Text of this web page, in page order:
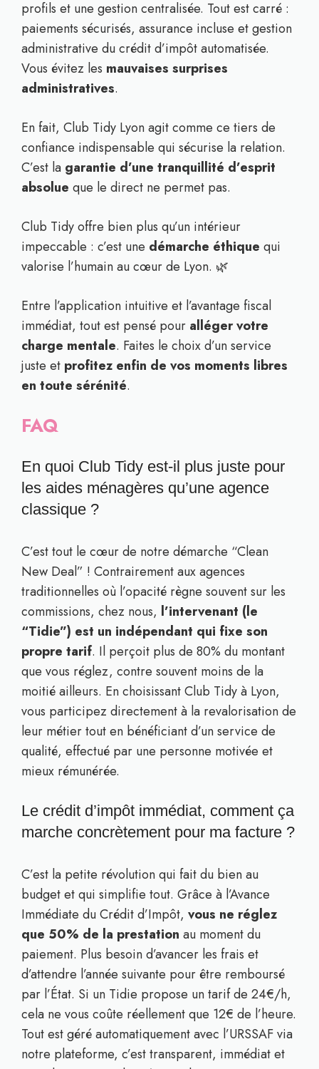
profils et une gestion centralisée. Tout est carré :
paiements sécurisés, assurance incluse et gestion
administrative du crédit d’impôt automatisée.
Vous évitez les mauvaises surprises
administratives.
En fait, Club Tidy Lyon agit comme ce tiers de
confiance indispensable qui sécurise la relation.
C’est la garantie d’une tranquillité d’esprit
absolue que le direct ne permet pas.
Club Tidy offre bien plus qu’un intérieur
impeccable : c’est une démarche éthique qui
valorise l’humain au cœur de Lyon. 🌿
Entre l’application intuitive et l’avantage fiscal
immédiat, tout est pensé pour alléger votre
charge mentale. Faites le choix d’un service
juste et profitez enfin de vos moments libres
en toute sérénité.
FAQ
En quoi Club Tidy est-il plus juste pour
les aides ménagères qu’une agence
classique ?
C’est tout le cœur de notre démarche “Clean
New Deal” ! Contrairement aux agences
traditionnelles où l’opacité règne souvent sur les
commissions, chez nous, l’intervenant (le
“Tidie”) est un indépendant qui fixe son
propre tarif. Il perçoit plus de 80% du montant
que vous réglez, contre souvent moins de la
moitié ailleurs. En choisissant Club Tidy à Lyon,
vous participez directement à la revalorisation de
leur métier tout en bénéficiant d’un service de
qualité, effectué par une personne motivée et
mieux rémunérée.
Le crédit d’impôt immédiat, comment ça
marche concrètement pour ma facture ?
C’est la petite révolution qui fait du bien au
budget et qui simplifie tout. Grâce à l’Avance
Immédiate du Crédit d’Impôt, vous ne réglez
que 50% de la prestation au moment du
paiement. Plus besoin d’avancer les frais et
d’attendre l’année suivante pour être remboursé
par l’État. Si un Tidie propose un tarif de 24€/h,
cela ne vous coûte réellement que 12€ de l’heure.
Tout est géré automatiquement avec l’URSSAF via
notre plateforme, c’est transparent, immédiat et